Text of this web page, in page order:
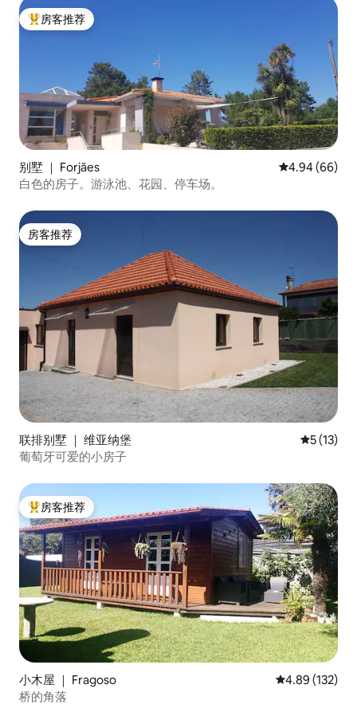
热门「房客推荐」
房客推荐
别墅 ｜ Forjães 平均评分 4.94
4.94 (66)
白色的房子。游泳池、花园、停车场。
房客推荐
房客推荐
联排别墅 ｜ 维亚纳堡 平均评分
5 (13)
葡萄牙可爱的小房子
热门「房客推荐」
房客推荐
小木屋 ｜ Fragoso 平均评分 4.89
4.89 (132)
桥的角落